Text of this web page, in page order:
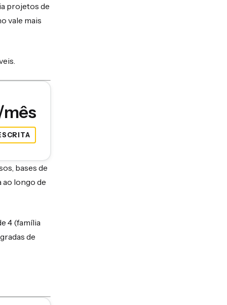
projetos de
vale mais
mês
bases de
longo de
4 (família
de